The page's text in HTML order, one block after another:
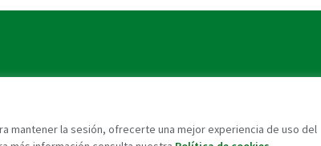
mantener la sesión, ofrecerte una mejor experiencia de uso del